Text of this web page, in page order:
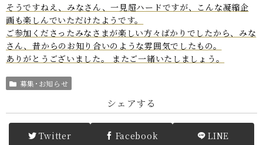
そうですねえ、みなさん、一見超ハードですが、こんな凝縮企
画も楽しんでいただけたようです。
ご参加くださったみなさまが楽しい方々ばかりでしたから、みな
さん、昔からのお知り合いのような雰囲気でしたもの。
ありがとうございました。 またご一緒いたしましょう。
募集･お知らせ
シェアする
Twitter Facebook LINE